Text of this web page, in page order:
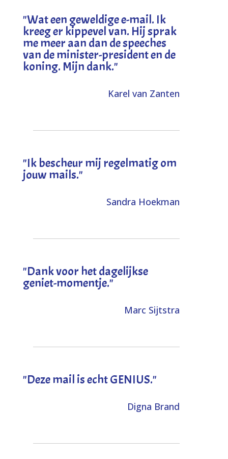
"Wat een geweldige e-mail. Ik
kreeg er kippevel van. Hij sprak
me meer aan dan de speeches
van de minister-president en de
koning. Mijn dank."
Karel van Zanten
"Ik bescheur mij regelmatig om
jouw mails."
Sandra Hoekman
"Dank voor het dagelijkse
geniet-momentje."
Marc Sijtstra
"Deze mail is echt GENIUS."
Digna Brand